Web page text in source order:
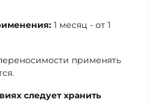
1 месяц - от 1
применять
следует хранить